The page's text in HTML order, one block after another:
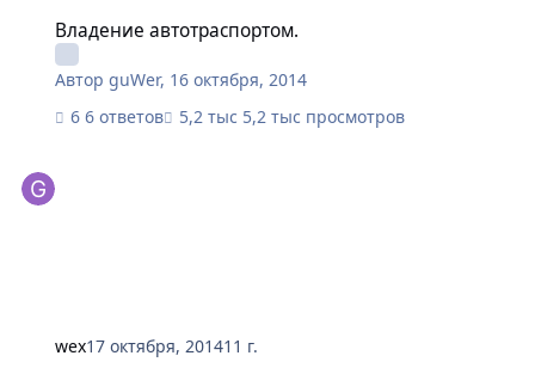
Владение автотраспортом.
АвторguWer, 16 октября, 2014
6 ответов
5,2 тыс просмотров
wex17 октября, 201411 г.